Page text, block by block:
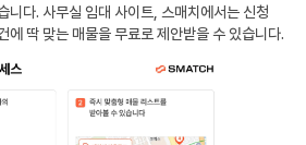
니다. 사무실 임대 사이트, 스매치에서는 신청
에 딱 맞는 매물을 무료로 제안받을 수 있습니다.